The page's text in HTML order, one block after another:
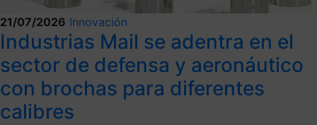
21/07/2026 Innovación
Industrias Mail se adentra en el
sector de defensa y aeronáutico
con brochas para diferentes
calibres